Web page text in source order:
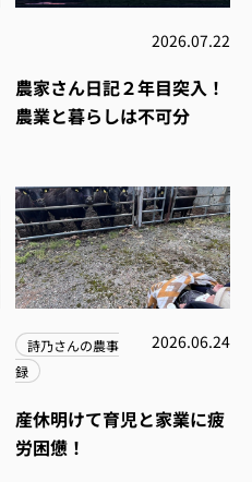
2026.07.22
農家さん日記２年目突入！
農業と暮らしは不可分
詩乃さんの農事
録
2026.06.24
産休明けて育児と家業に疲
労困憊！